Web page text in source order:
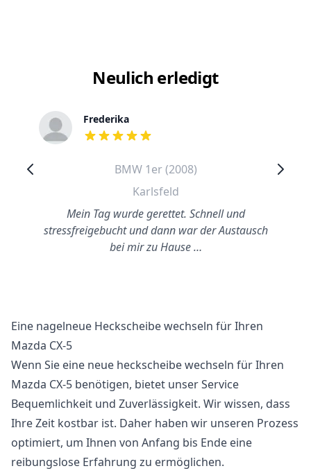
Neulich erledigt
Frederika
out of 5 stars
BMW 1er (2008)
Karlsfeld
Mein Tag wurde gerettet. Schnell und
stressfreigebucht und dann war der Austausch
bei mir zu Hause …
Eine nagelneue Heckscheibe wechseln für Ihren
Mazda CX-5
Wenn Sie eine neue heckscheibe wechseln für Ihren
Mazda CX-5 benötigen, bietet unser Service
Bequemlichkeit und Zuverlässigkeit. Wir wissen, dass
Ihre Zeit kostbar ist. Daher haben wir unseren Prozess
optimiert, um Ihnen von Anfang bis Ende eine
reibungslose Erfahrung zu ermöglichen.